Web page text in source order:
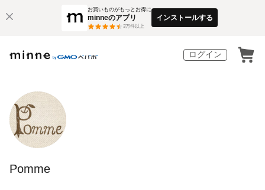
お買いものがもっとお得に
minneのアプリ
3万件以上
インストールする
ログイン
Pomme